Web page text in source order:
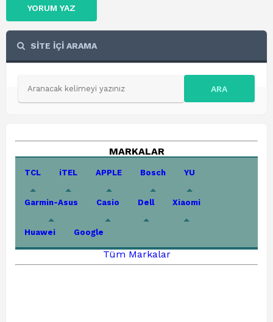
YORUM YAZ
SİTE İÇİ ARAMA
ARA
MARKALAR
TCL iTEL APPLE Bosch YU
Garmin-Asus Casio Dell Xiaomi
Huawei Google
Tüm Markalar